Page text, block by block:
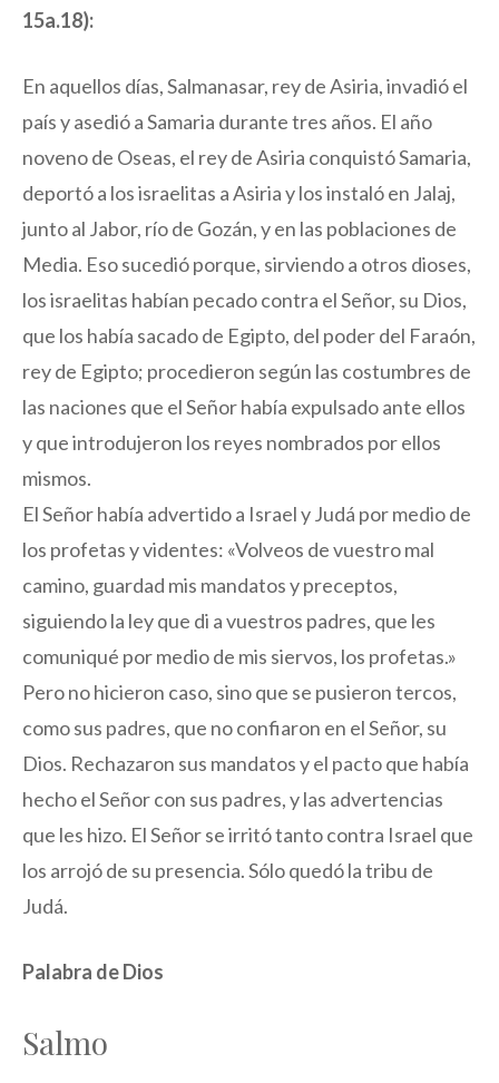
15a.18):
En aquellos días, Salmanasar, rey de Asiria, invadió el
país y asedió a Samaria durante tres años. El año
noveno de Oseas, el rey de Asiria conquistó Samaria,
deportó a los israelitas a Asiria y los instaló en Jalaj,
junto al Jabor, río de Gozán, y en las poblaciones de
Media. Eso sucedió porque, sirviendo a otros dioses,
los israelitas habían pecado contra el Señor, su Dios,
que los había sacado de Egipto, del poder del Faraón,
rey de Egipto; procedieron según las costumbres de
las naciones que el Señor había expulsado ante ellos
y que introdujeron los reyes nombrados por ellos
mismos.
El Señor había advertido a Israel y Judá por medio de
los profetas y videntes: «Volveos de vuestro mal
camino, guardad mis mandatos y preceptos,
siguiendo la ley que di a vuestros padres, que les
comuniqué por medio de mis siervos, los profetas.»
Pero no hicieron caso, sino que se pusieron tercos,
como sus padres, que no confiaron en el Señor, su
Dios. Rechazaron sus mandatos y el pacto que había
hecho el Señor con sus padres, y las advertencias
que les hizo. El Señor se irritó tanto contra Israel que
los arrojó de su presencia. Sólo quedó la tribu de
Judá.
Palabra de Dios
Salmo